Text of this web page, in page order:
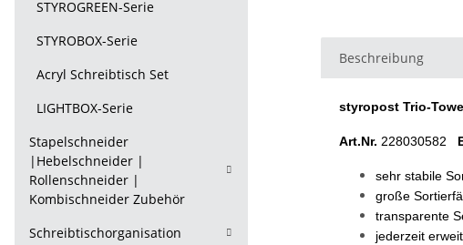
Beschreibung
styropost Trio-
Art.Nr. 228030582
sehr stabile
große
transparente
jederzeit
STYROGREEN-Serie
STYROBOX-Serie
Acryl Schreibtisch Set
LIGHTBOX-Serie
Stapelschneider
|Hebelschneider |
Rollenschneider |
Kombischneider Zubehör
Schreibtischorganisation